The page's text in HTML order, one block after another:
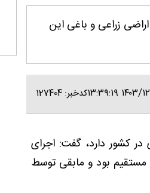
استان فارس گفت: بیش از 441 هزار هکتار از اراضی زراعی و باغی این
۲۱ ۱۳:۳۹:۱۹ کدخبر: 127404
در کشور دارد، گفت: اجرای
یارانه مستقیم بود و مابقی توسط